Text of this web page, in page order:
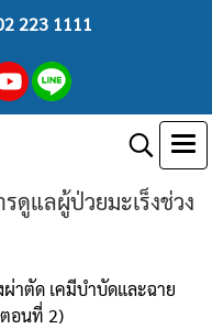
223 1111
ดูแลผู้ป่วยมะเร็งช่วง
ผ่าตัด เคมีบำบัดและฉาย
อนที่ 2)